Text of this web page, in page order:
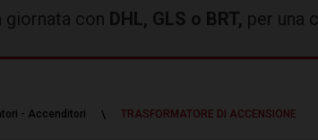
giornata con DHL, GLS o BRT, per una
- Accenditori TRASFORMATORE DI ACCENSIONE